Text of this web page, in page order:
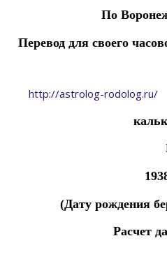
По
Перевод для своего
http://astrolog-rodolog.ru/
(Дату рождения
Расчет